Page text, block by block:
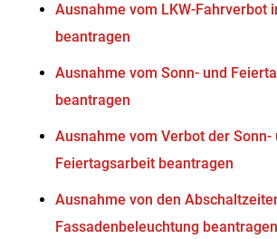
Ausnahme vom LKW-Fahrverbot
beantragen
Ausnahme vom Sonn- und
beantragen
Ausnahme vom Verbot der Sonn-
Feiertagsarbeit beantragen
Ausnahme von den
Fassadenbeleuchtung beantragen